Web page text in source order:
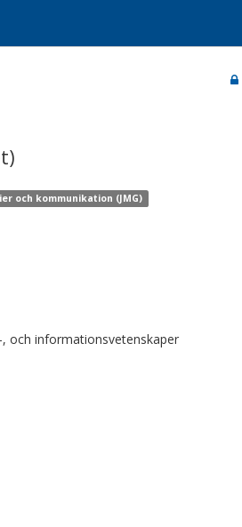
och kommunikation (JMG)
och informationsvetenskaper